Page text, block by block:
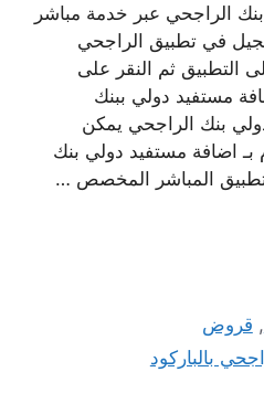
الراجحي عبر خدمة مباشر
في تطبيق الراجحي
التطبيق ثم النقر على
مستفيد دولي ببنك
بنك الراجحي يمكن
اضافة مستفيد دولي بنك
المباشر المخصص …
, قروض
بالباركود